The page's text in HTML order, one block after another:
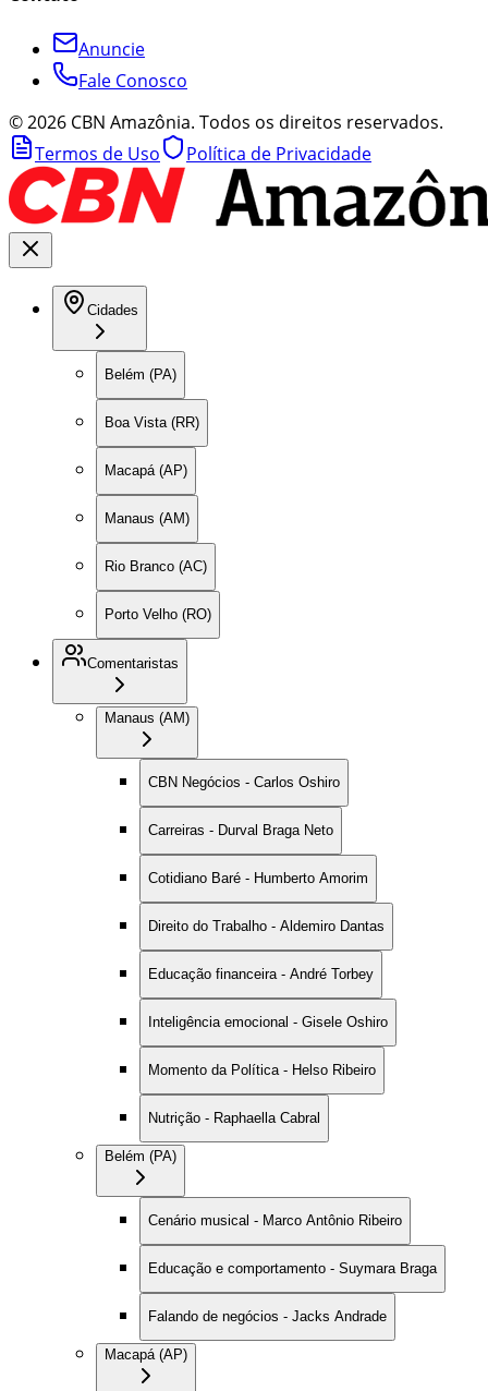
Anuncie
Fale Conosco
©2026 CBN Amazônia. Todos os direitos reservados.
Termos de Uso
Política de Privacidade
Cidades
Belém (PA)
Boa Vista (RR)
Macapá (AP)
Manaus (AM)
Rio Branco (AC)
Porto Velho (RO)
Comentaristas
Manaus (AM)
CBN Negócios - Carlos Oshiro
Carreiras - Durval Braga Neto
Cotidiano Baré - Humberto Amorim
Direito do Trabalho - Aldemiro Dantas
Educação financeira - André Torbey
Inteligência emocional - Gisele Oshiro
Momento da Política - Helso Ribeiro
Nutrição - Raphaella Cabral
Belém (PA)
Cenário musical - Marco Antônio Ribeiro
Educação e comportamento - Suymara Braga
Falando de negócios - Jacks Andrade
Macapá (AP)